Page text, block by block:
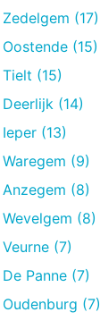
(17)
(15)
(15)
(14)
(13)
(9)
(8)
(8)
(7)
Panne (7)
(7)